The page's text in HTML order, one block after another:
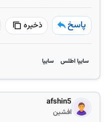
پاسخ ذخیره
سایپا اطلس سایپا
afshin5
افشین